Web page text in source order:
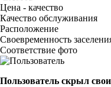
Цена - качество
Качество обслуживания
Расположение
Своевременность
Соответствие фото
Пользователь скрыл